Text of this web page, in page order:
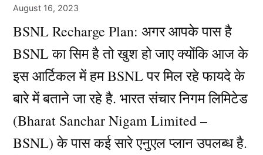
August 16, 2023
BSNL Recharge Plan: अगर आपके पास है
BSNL का सिम है तो खुश हो जाए क्योंकि आज के
इस आर्टिकल में हम BSNL पर मिल रहे फायदे के
बारे में बताने जा रहे है. भारत संचार निगम लिमिटेड
(Bharat Sanchar Nigam Limited –
BSNL) के पास कई सारे एनुएल प्लान उपलब्ध है.